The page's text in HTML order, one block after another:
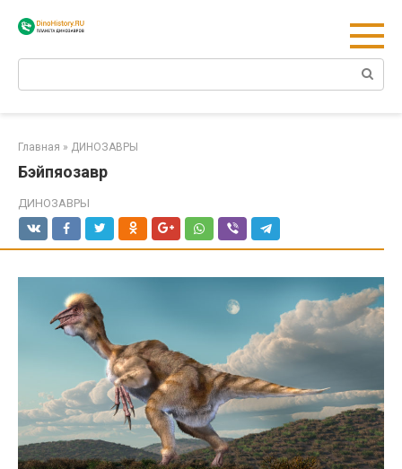
Главная » ДИНОЗАВРЫ
Бэйпяозавр
ДИНОЗАВРЫ